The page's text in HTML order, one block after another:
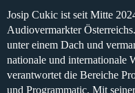
Josip Cukic ist seit Mitte
Audiovermarkter
unter einem Dach und
nationale und internationale
verantwortet die Bereiche
und Programmatic. Mit